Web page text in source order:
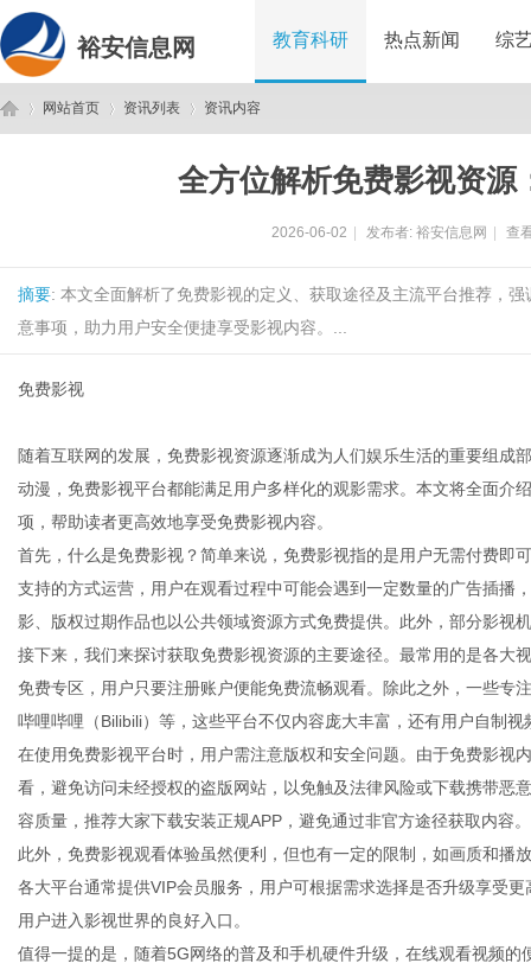
裕安信息网 教育科研 热点新闻 综
网站首页 资讯列表 资讯内容
全方位解析免费影视资源
2026-06-02 发布者: 裕安信息网 查
摘要: 本文全面解析了免费影视的定义、获取途径及主流平台推荐，
意事项，助力用户安全便捷享受影视内容。...
免费影视
随着互联网的发展，免费影视资源逐渐成为人们娱乐生活的重要组成
动漫，免费影视平台都能满足用户多样化的观影需求。本文将全面介
项，帮助读者更高效地享受免费影视内容。
首先，什么是免费影视？简单来说，免费影视指的是用户无需付费即
支持的方式运营，用户在观看过程中可能会遇到一定数量的广告插播
影、版权过期作品也以公共领域资源方式免费提供。此外，部分影视
接下来，我们来探讨获取免费影视资源的主要途径。最常用的是各大
免费专区，用户只要注册账户便能免费流畅观看。除此之外，一些专
哔哩哔哩（Bilibili）等，这些平台不仅内容庞大丰富，还有用户自制视
在使用免费影视平台时，用户需注意版权和安全问题。由于免费影视
看，避免访问未经授权的盗版网站，以免触及法律风险或下载携带恶
容质量，推荐大家下载安装正规APP，避免通过非官方途径获取内容。
此外，免费影视观看体验虽然便利，但也有一定的限制，如画质和播
各大平台通常提供VIP会员服务，用户可根据需求选择是否升级享受
用户进入影视世界的良好入口。
值得一提的是，随着5G网络的普及和手机硬件升级，在线观看视频